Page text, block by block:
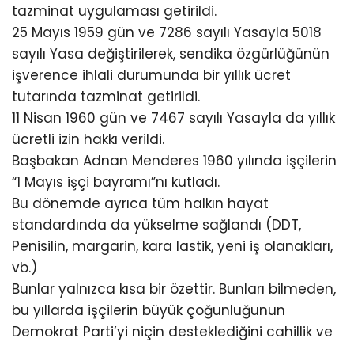
tazminat uygulaması getirildi.
25 Mayıs 1959 gün ve 7286 sayılı Yasayla 5018
sayılı Yasa değiştirilerek, sendika özgürlüğünün
işverence ihlali durumunda bir yıllık ücret
tutarında tazminat getirildi.
11 Nisan 1960 gün ve 7467 sayılı Yasayla da yıllık
ücretli izin hakkı verildi.
Başbakan Adnan Menderes 1960 yılında işçilerin
“1 Mayıs işçi bayramı”nı kutladı.
Bu dönemde ayrıca tüm halkın hayat
standardında da yükselme sağlandı (DDT,
Penisilin, margarin, kara lastik, yeni iş olanakları,
vb.)
Bunlar yalnızca kısa bir özettir. Bunları bilmeden,
bu yıllarda işçilerin büyük çoğunluğunun
Demokrat Parti’yi niçin desteklediğini cahillik ve